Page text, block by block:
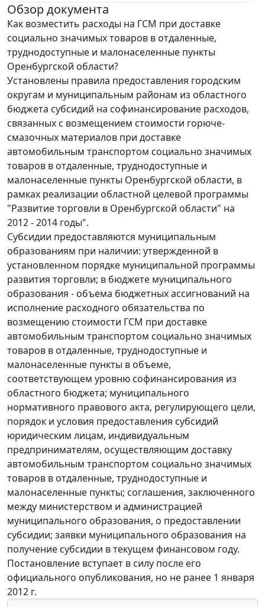
Обзор документа
Как возместить расходы на ГСМ при доставке
социально значимых товаров в отдаленные,
труднодоступные и малонаселенные пункты
Оренбургской области?
Установлены правила предоставления городским
округам и муниципальным районам из областного
бюджета субсидий на софинансирование расходов,
связанных с возмещением стоимости горюче-
смазочных материалов при доставке
автомобильным транспортом социально значимых
товаров в отдаленные, труднодоступные и
малонаселенные пункты Оренбургской области, в
рамках реализации областной целевой программы
"Развитие торговли в Оренбургской области" на
2012 - 2014 годы".
Субсидии предоставляются муниципальным
образованиям при наличии: утвержденной в
установленном порядке муниципальной программы
развития торговли; в бюджете муниципального
образования - объема бюджетных ассигнований на
исполнение расходного обязательства по
возмещению стоимости ГСМ при доставке
автомобильным транспортом социально значимых
товаров в отдаленные, труднодоступные и
малонаселенные пункты в объеме,
соответствующем уровню софинансирования из
областного бюджета; муниципального
нормативного правового акта, регулирующего цели,
порядок и условия предоставления субсидий
юридическим лицам, индивидуальным
предпринимателям, осуществляющим доставку
автомобильным транспортом социально значимых
товаров в отдаленные, труднодоступные и
малонаселенные пункты; соглашения, заключенного
между министерством и администрацией
муниципального образования, о предоставлении
субсидии; заявки муниципального образования на
получение субсидии в текущем финансовом году.
Постановление вступает в силу после его
официального опубликования, но не ранее 1 января
2012 г.